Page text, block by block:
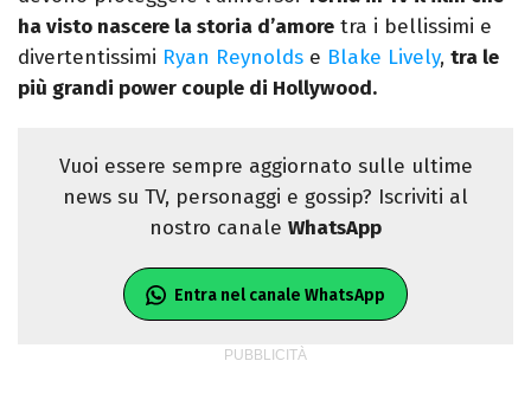
collaborando con alcune testate ed uffici
stampa.
ha visto nascere la storia d’amore tra i bellissimi e
divertentissimi Ryan Reynolds e Blake Lively, tra le
più grandi power couple di Hollywood.
Vuoi essere sempre aggiornato sulle ultime
news su TV, personaggi e gossip? Iscriviti al
nostro canale WhatsApp
Entra nel canale WhatsApp